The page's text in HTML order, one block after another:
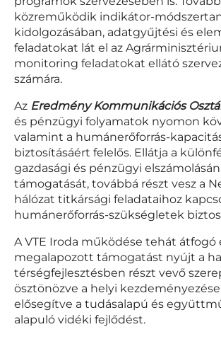
közreműködik indikátor-
kidolgozásában, adatgyűjtési és
feladatokat lát el az
monitoring feladatokat ellátó
számára.
Az Eredmény Kommunikációs
és pénzügyi folyamatok nyomon
valamint a humánerőforrás-
biztosításáért felelős. Ellátja a
gazdasági és pénzügyi
támogatását, továbbá részt vesz a
hálózat titkársági feladataihoz
humánerőforrás-szükségletek
A VTE Iroda működése tehát átfogó
megalapozott támogatást nyújt a
térségfejlesztésben részt vevő
ösztönözve a helyi
elősegítve a tudásalapú és
alapuló vidéki fejlődést.